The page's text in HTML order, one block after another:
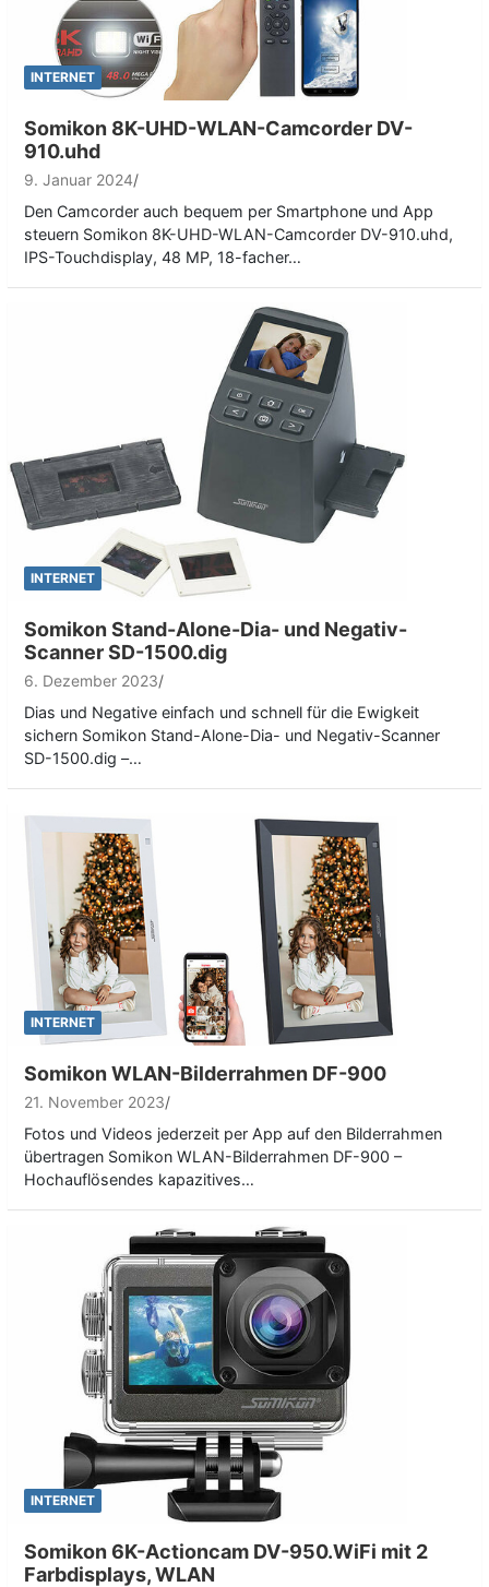
INTERNET
Somikon 8K-UHD-WLAN-Camcorder DV-
910.uhd
9. Januar 2024
Den Camcorder auch bequem per Smartphone und App
steuern Somikon 8K-UHD-WLAN-Camcorder DV-910.uhd,
IPS-Touchdisplay, 48 MP, 18-facher…
INTERNET
Somikon Stand-Alone-Dia- und Negativ-
Scanner SD-1500.dig
6. Dezember 2023
Dias und Negative einfach und schnell für die Ewigkeit
sichern Somikon Stand-Alone-Dia- und Negativ-Scanner
SD-1500.dig –…
INTERNET
Somikon WLAN-Bilderrahmen DF-900
21. November 2023
Fotos und Videos jederzeit per App auf den Bilderrahmen
übertragen Somikon WLAN-Bilderrahmen DF-900 –
Hochauflösendes kapazitives…
INTERNET
Somikon 6K-Actioncam DV-950.WiFi mit 2
Farbdisplays, WLAN